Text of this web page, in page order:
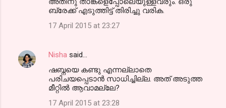
ബ്രേക്ക്‌ എടുത്തിട്ട് തിരിച്ചു വരിക.
17 April 2015 at 23:27
Nisha said…
ഷബ്നയെ കണ്ടു എന്നല്ലാതെ
പരിചയപ്പെടാന്‍ സാധിച്ചില്ല. അത് അടുത്ത
മീറ്റില്‍ ആവാമല്ലേ?
17 April 2015 at 23:28